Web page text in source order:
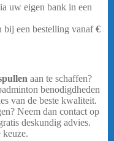
uw eigen bank in een
bij een bestelling vanaf€
aan te schaffen?
benodigdheden
van de beste kwaliteit.
Neem dan contact op
deskundig advies.